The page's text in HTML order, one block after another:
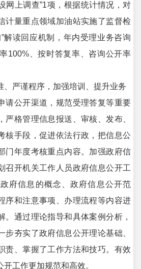
网上调查”1项，根据统计情况，对
计量重点领域加油站实施了监督检
解读回应机制，年内受理业务咨询
100%、按时答复率、咨询公开率
严谨程序，加强培训、提升业务
公开渠道，规范受理答复等重要
严格管理信息报送、审核、发布、
核手段，促进依法行政，把信息公
门年度考核重点内容。加强政府信
召开机关工作人员政府信息公开工
府信息的概念、政府信息公开范
序和注意事项、办理流程等内容进
。通过理论指导和具体案例分析，
步夯实了政府信息公开理论基础、
责、掌握了工作方法和技巧。有效
工作更加规范和高效。